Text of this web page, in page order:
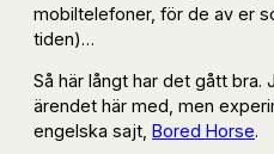
mobiltelefoner, för de av er
tiden)…
Så här långt har det gått bra.
ärendet här med, men
engelska sajt, Bored Horse.